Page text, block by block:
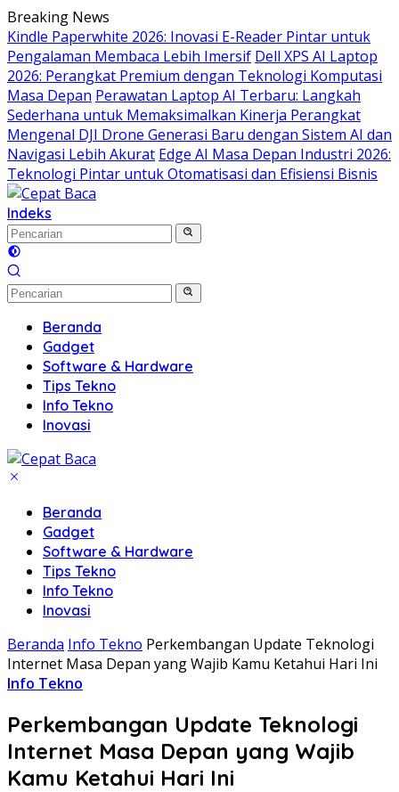
Langsung
ke
konten
Breaking News
Kindle Paperwhite 2026: Inovasi E-Reader Pintar untuk
Pengalaman Membaca Lebih Imersif Dell XPS AI Laptop
2026: Perangkat Premium dengan Teknologi Komputasi
Masa Depan Perawatan Laptop AI Terbaru: Langkah
Sederhana untuk Memaksimalkan Kinerja Perangkat
Mengenal DJI Drone Generasi Baru dengan Sistem AI dan
Navigasi Lebih Akurat Edge AI Masa Depan Industri 2026:
Teknologi Pintar untuk Otomatisasi dan Efisiensi Bisnis
Indeks
Beranda
Gadget
Software & Hardware
Tips Tekno
Info Tekno
Inovasi
Beranda
Gadget
Software & Hardware
Tips Tekno
Info Tekno
Inovasi
Beranda Info Tekno Perkembangan Update Teknologi
Internet Masa Depan yang Wajib Kamu Ketahui Hari Ini
Info Tekno
Perkembangan Update Teknologi
Internet Masa Depan yang Wajib
Kamu Ketahui Hari Ini